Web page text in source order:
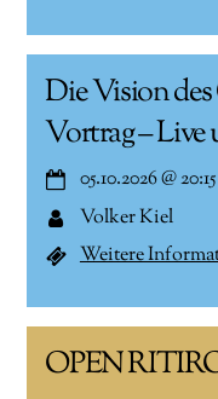
Die Vision
Vortrag – Live
05.10.2026@20:15
Volker Kiel
Weitere
OPEN